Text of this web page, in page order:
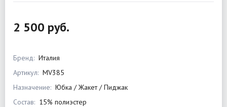
2 500 руб.
Бренд: Италия
Артикул: MV385
Назначение: Юбка / Жакет / Пиджак
Состав: 15% полиэстер